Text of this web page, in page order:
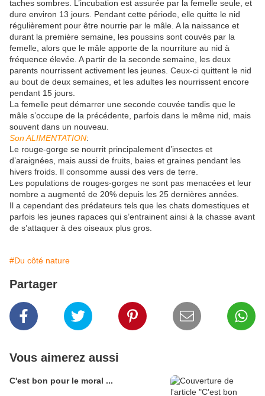
taches sombres. L’incubation est assurée par la femelle seule, et
dure environ 13 jours. Pendant cette période, elle quitte le nid
régulièrement pour être nourrie par le mâle. A la naissance et
durant la première semaine, les poussins sont couvés par la
femelle, alors que le mâle apporte de la nourriture au nid à
fréquence élevée. A partir de la seconde semaine, les deux
parents nourrissent activement les jeunes. Ceux-ci quittent le nid
au bout de deux semaines, et les adultes les nourrissent encore
pendant 15 jours.
La femelle peut démarrer une seconde couvée tandis que le
mâle s’occupe de la précédente, parfois dans le même nid, mais
souvent dans un nouveau.
Son ALIMENTATION:
Le rouge-gorge se nourrit principalement d’insectes et
d’araignées, mais aussi de fruits, baies et graines pendant les
hivers froids. Il consomme aussi des vers de terre.
Les populations de rouges-gorges ne sont pas menacées et leur
nombre a augmenté de 20% depuis les 25 dernières années.
Il a cependant des prédateurs tels que les chats domestiques et
parfois les jeunes rapaces qui s’entrainent ainsi à la chasse avant
de s’attaquer à des oiseaux plus gros.
#Du côté nature
Partager
Vous aimerez aussi
C'est bon pour le moral ...